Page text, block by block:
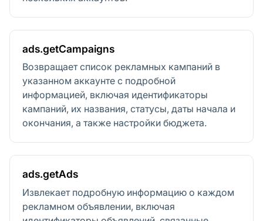
ads.getCampaigns
Возвращает список рекламных кампаний в
указанном аккаунте с подробной
информацией, включая идентификаторы
кампаний, их названия, статусы, даты начала и
окончания, а также настройки бюджета.
ads.getAds
Извлекает подробную информацию о каждом
рекламном объявлении, включая